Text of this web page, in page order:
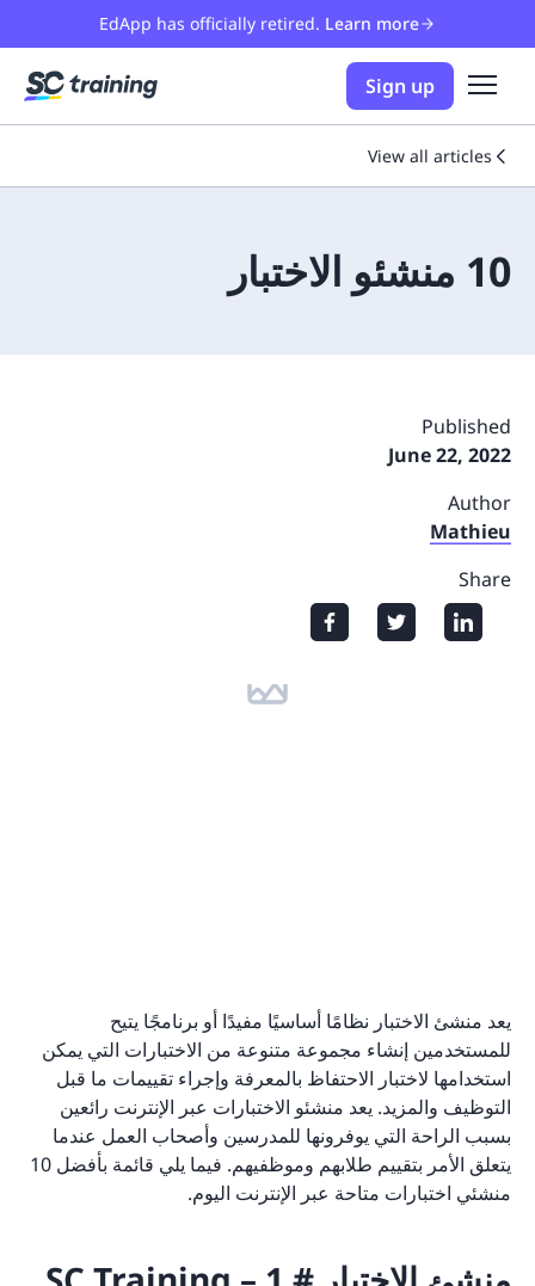
EdApp has officially retired. Learn more
Sign up
View all articles
10 منشئو الاختبار
Published
June 22, 2022
Author
Mathieu
Share
يعد منشئ الاختبار نظامًا أساسيًا مفيدًا أو برنامجًا يتيح
للمستخدمين إنشاء مجموعة متنوعة من الاختبارات التي يمكن
استخدامها لاختبار الاحتفاظ بالمعرفة وإجراء تقييمات ما قبل
التوظيف والمزيد. يعد منشئو الاختبارات عبر الإنترنت رائعين
بسبب الراحة التي يوفرونها للمدرسين وأصحاب العمل عندما
يتعلق الأمر بتقييم طلابهم وموظفيهم. فيما يلي قائمة بأفضل 10
منشئي اختبارات متاحة عبر الإنترنت اليوم.